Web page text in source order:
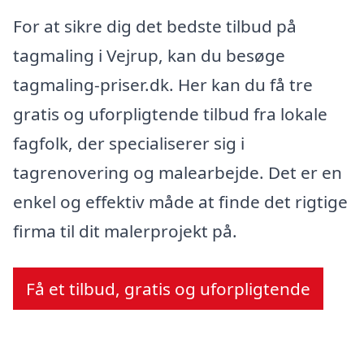
For at sikre dig det bedste tilbud på
tagmaling i Vejrup, kan du besøge
tagmaling-priser.dk. Her kan du få tre
gratis og uforpligtende tilbud fra lokale
fagfolk, der specialiserer sig i
tagrenovering og malearbejde. Det er en
enkel og effektiv måde at finde det rigtige
firma til dit malerprojekt på.
Få et tilbud, gratis og uforpligtende